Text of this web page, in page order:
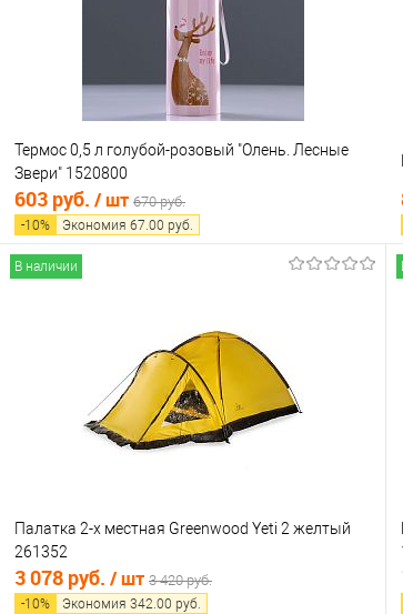
Термос 0,5 л голубой-розовый "Олень. Лесные
Звери" 1520800
603 руб. / шт 670 руб.
-10% Экономия 67.00 руб.
Сравнение
В избранное
В наличии
В наличии
Палатка 2-х местная Greenwood Yeti 2 желтый
261352
3 078 руб. / шт 3 420 руб.
-10% Экономия 342.00 руб.